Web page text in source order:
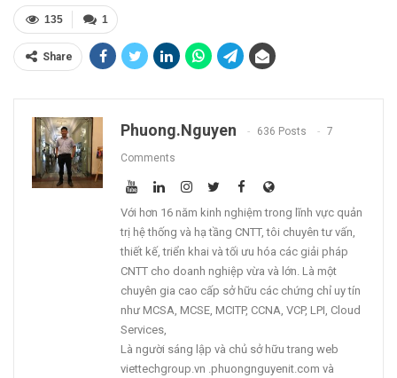
1
135
Share
Phuong.nguyen 636 Posts 7
Comments
Với hơn 16 năm kinh nghiệm trong lĩnh vực quản
trị hệ thống và hạ tầng CNTT, tôi chuyên tư vấn,
thiết kế, triển khai và tối ưu hóa các giải pháp
CNTT cho doanh nghiệp vừa và lớn. Là một
chuyên gia cao cấp sở hữu các chứng chỉ uy tín
như MCSA, MCSE, MCITP, CCNA, VCP, LPI, Cloud
Services,
Là người sáng lập và chủ sở hữu trang web
viettechgroup.vn .phuongnguyenit.com và